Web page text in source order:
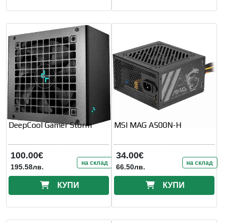
DeepCool Gamer Storm
100.00€
195.58лв. на склад
КУПИ
MSI MAG A500N-H
34.00€
66.50лв. на склад
КУПИ